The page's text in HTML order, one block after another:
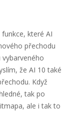
které AI
přechodu
že AI 10 také
Když
tak po
ale i tak to